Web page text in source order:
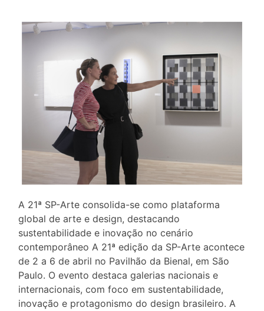
A 21ª SP-Arte consolida-se como plataforma
global de arte e design, destacando
sustentabilidade e inovação no cenário
contemporâneo A 21ª edição da SP-Arte acontece
de 2 a 6 de abril no Pavilhão da Bienal, em São
Paulo. O evento destaca galerias nacionais e
internacionais, com foco em sustentabilidade,
inovação e protagonismo do design brasileiro. A